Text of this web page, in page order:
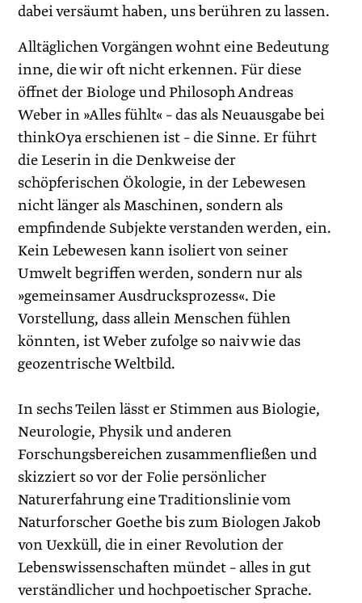
dabei versäumt haben, uns berühren zu lassen.
Alltäglichen Vorgängen wohnt eine Bedeutung
inne, die wir oft nicht erkennen. Für diese
öffnet der Biologe und Philosoph Andreas
Weber in »Alles fühlt« – das als Neuausgabe bei
thinkOya erschienen ist – die Sinne. Er führt
die Leserin in die Denkweise der
schöpferischen Ökologie, in der Lebewesen
nicht länger als Maschinen, sondern als
empfindende Subjekte verstanden werden, ein.
Kein Lebewesen kann isoliert von seiner
Umwelt begriffen werden, sondern nur als
»gemeinsamer Ausdrucksprozess«. Die
Vorstellung, dass allein Menschen fühlen
könnten, ist Weber zufolge so naiv wie das
geozentrische Weltbild.
In sechs Teilen lässt er Stimmen aus Biologie,
Neurologie, Physik und anderen
Forschungsbereichen zusammenfließen und
skizziert so vor der Folie persönlicher
Naturerfahrung eine Traditionslinie vom
Naturforscher Goethe bis zum Biologen Jakob
von Uexküll, die in einer Revolution der
Lebenswissenschaften mündet – alles in gut
verständlicher und hochpoetischer Sprache.